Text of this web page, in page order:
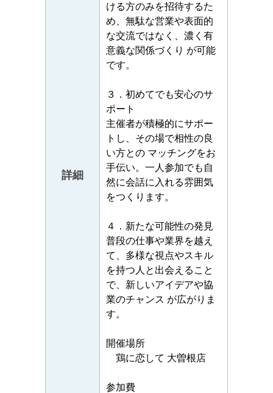
詳細
ける方のみを招待するた
め、無駄な営業や表面的
な交流ではなく、濃く有
意義な関係づくり が可能
です。
３．初めてでも安心のサ
ポート
主催者が積極的にサポー
トし、その場で相性の良
い方との マッチングをお
手伝い。一人参加でも自
然に会話に入れる雰囲気
をつくります。
４．新たな可能性の発見
普段の仕事や業界を越え
て、多様な視点やスキル
を持つ人と出会えること
で、新しいアイデアや協
業のチャンス が広がりま
す。
開催場所
鶏に恋して 大曽根店
参加費